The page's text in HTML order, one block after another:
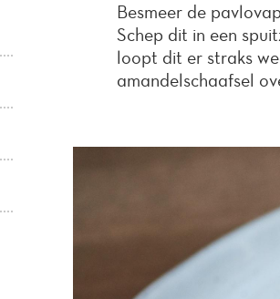
Besmeer de
Schep dit in een
loopt dit er straks
amandelschaafsel